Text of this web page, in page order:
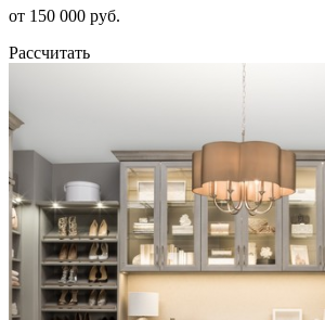
от 150 000 руб.
Рассчитать